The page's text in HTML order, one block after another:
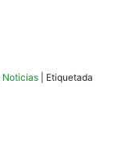
Noticias
Etiquetada